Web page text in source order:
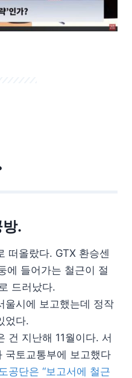
.
떠올랐다. GTX 환승센
에 들어가는 철근이 절
드러났다.
울시에 보고했는데 정작
었다.
건 지난해 11월이다. 서
국토교통부에 보고했다
공단은 “보고서에 철근